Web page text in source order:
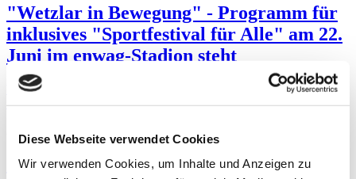
Diese Webseite verwendet Cookies
Wir verwenden Cookies, um Inhalte und Anzeigen zu
"Wetzlar in Bewegung" - Programm für
inklusives "Sportfestival für Alle" am 22.
Juni im enwag-Stadion steht
Weiterlesen …
"Wetzlar in Bewegung" - Programm für inklusives
"Sportfestival für Alle" am 22. Juni im enwag-Stadion steht
"Wir kämpfen für Menschen mit